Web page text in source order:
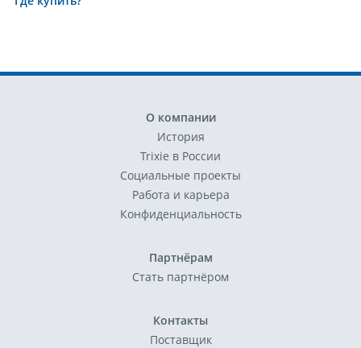
О компании
История
Trixie в России
Социальные проекты
Работа и карьера
Конфиденциальность
Партнёрам
Стать партнёром
Контакты
Поставщик